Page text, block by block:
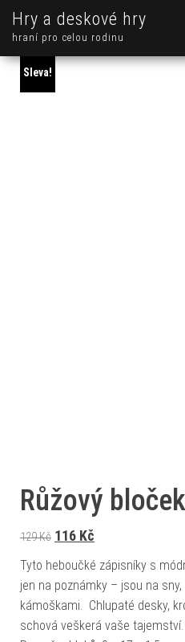
Hry a deskové hry
hraní pro celou rodinu
Sleva!
Růžový
129Kč Původní cena byla: 129
116 Kč
Tyto heboučké zápisníky s
jen na poznámky – jsou na
kámoškami. Chlupaté desky,
schová veškerá vaše